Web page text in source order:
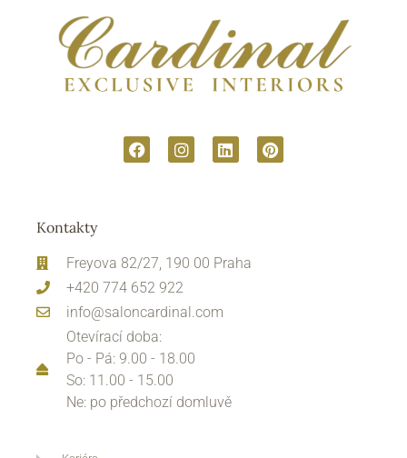
Kontakty
Freyova 82/27, 190 00 Praha
+420 774 652 922
info@saloncardinal.com
Otevírací doba:
Po - Pá: 9.00 - 18.00
So: 11.00 - 15.00
Ne: po předchozí domluvě